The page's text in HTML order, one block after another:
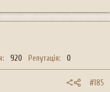
920 Репутація 0
#185